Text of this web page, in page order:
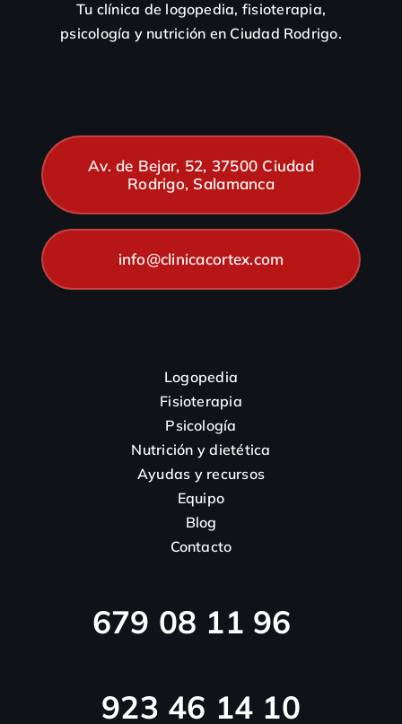
Tu clínica de logopedia, fisioterapia,
psicología y nutrición en Ciudad Rodrigo.
Av. de Bejar, 52, 37500 Ciudad
Rodrigo, Salamanca
info@clinicacortex.com
Logopedia
Fisioterapia
Psicología
Nutrición y dietética
Ayudas y recursos
Equipo
Blog
Contacto
679 08 11 96
923 46 14 10